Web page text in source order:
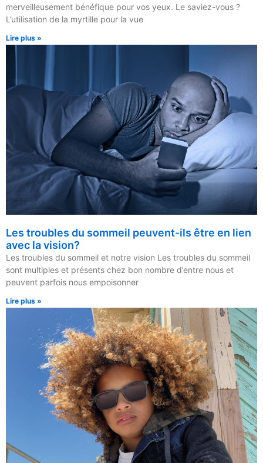
merveilleusement bénéfique pour vos yeux. Le saviez-vous ?
L’utilisation de la myrtille pour la vue
Lire plus »
Les troubles du sommeil peuvent-ils être en lien
avec la vision?
Les troubles du sommeil et notre vision Les troubles du sommeil
sont multiples et présents chez bon nombre d’entre nous et
peuvent parfois nous empoisonner
Lire plus »